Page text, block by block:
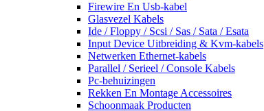
Firewire En Usb-kabel
Glasvezel Kabels
Ide / Floppy / Scsi / Sas / Sata / Esata
Input Device Uitbreiding & Kvm-kabels
Netwerken Ethernet-kabels
Parallel / Serieel / Console Kabels
Pc-behuizingen
Rekken En Montage Accessoires
Schoonmaak Producten